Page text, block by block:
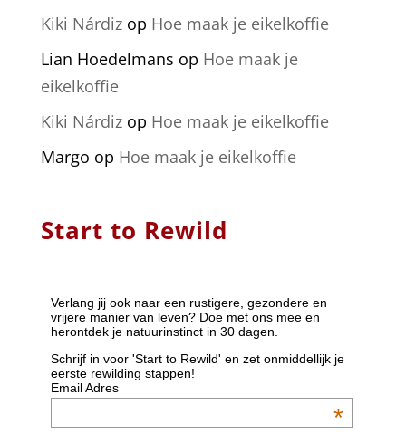
Kiki Nárdizop Hoe maak je eikelkoffie
Lian Hoedelmans op Hoe maak je
eikelkoffie
Kiki Nárdizop Hoe maak je eikelkoffie
Margo op Hoe maak je eikelkoffie
Start to Rewild
Verlang jij ook naar een rustigere, gezondere en
vrijere manier van leven? Doe met ons mee en
herontdek je natuurinstinct in 30 dagen.
Schrijf in voor 'Start to Rewild' en zet onmiddellijk je
eerste rewilding stappen!
Email Adres
*